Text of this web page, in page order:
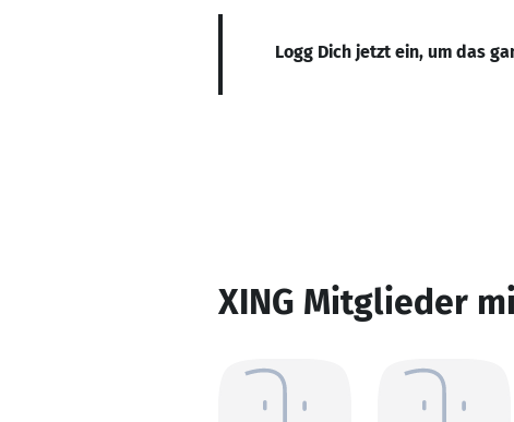
Logg Dich jetzt ein, um das
XING Mitglieder